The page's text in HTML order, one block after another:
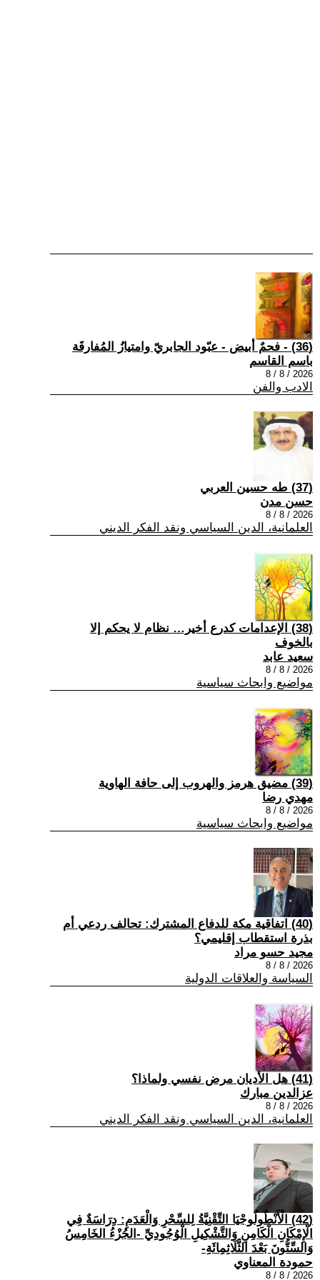
(36) - فحمٌ أبيض - عبّود الجابريّ وامتيازُ المُفارقَة
باسم القاسم
2026 / 8 / 8
الادب والفن
(37) طه حسين العربي
حسن مدن
2026 / 8 / 8
العلمانية، الدين السياسي ونقد الفكر الديني
(38) الإعدامات كدرع أخير… نظام لا يحكم إلا
بالخوف
سعيد عابد
2026 / 8 / 8
مواضيع وابحاث سياسية
(39) مضيق هرمز والهروب إلى حافة الهاوية
مهدي رضا
2026 / 8 / 8
مواضيع وابحاث سياسية
(40) اتفاقية مكة للدفاع المشترك: تحالف ردعي أم
بذرة استقطاب إقليمي؟
مجيد حسو مراد
2026 / 8 / 8
السياسة والعلاقات الدولية
(41) هل الأديان مرض نفسي ولماذا؟
عزالدين مبارك
2026 / 8 / 8
العلمانية، الدين السياسي ونقد الفكر الديني
(42) الْأَنْطُولُوجْيَا التِّقْنِيَّةُ لِلسِّحْرِ وَالْعَدَمِ: دِرَاسَةٌ فِي
الْإِمْكَانِ الْكَامِنِ وَالتَّشْكِيلِ الْوُجُودِيِّ -الجُزْءُ الخَامِسُ
وَالسِّتُّونَ بَعْدَ الثَّلَاثِمِائَةِ-
حمودة المعناوي
2026 / 8 / 8